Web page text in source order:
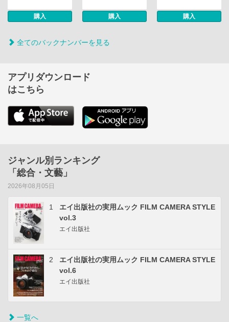
購入 購入 購入
全てのバックナンバーを見る
アプリダウンロード
はこちら
ジャンル別ランキング
「総合・文藝」
2026年08月05日
1
エイ出版社の実用ムック FILM CAMERA STYLE
vol.3
エイ出版社
2
エイ出版社の実用ムック FILM CAMERA STYLE
vol.6
エイ出版社
一覧へ